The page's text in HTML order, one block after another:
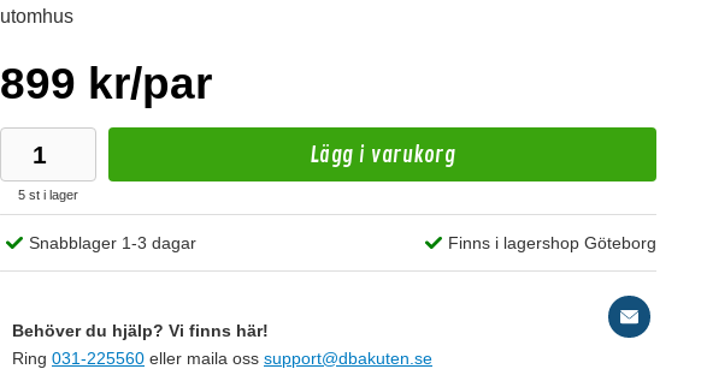
utomhus
899 kr/par
5 st i lager
Lägg i varukorg
Snabblager 1-3 dagar Finns i lagershop Göteborg
Behöver du hjälp? Vi finns här!
Ring 031-225560 eller maila oss support@dbakuten.se